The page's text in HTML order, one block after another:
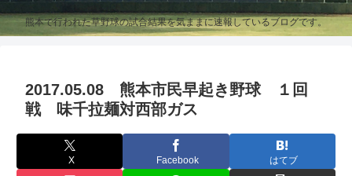
熊本で行われた草野球の試合結果を気ままに速報しているブログです。
2017.05.08 熊本市民早起き野球 １回
戦 味千拉麺対西部ガス
X Facebook はてブ